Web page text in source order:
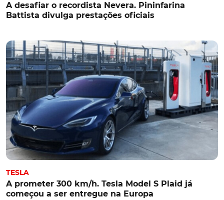
A desafiar o recordista Nevera. Pininfarina
Battista divulga prestações oficiais
TESLA
A prometer 300 km/h. Tesla Model S Plaid já
começou a ser entregue na Europa